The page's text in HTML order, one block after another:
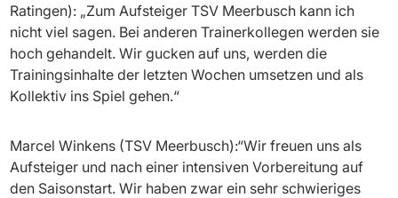
Ratingen): „Zum Aufsteiger TSV Meerbusch kann ich
nicht viel sagen. Bei anderen Trainerkollegen werden sie
hoch gehandelt. Wir gucken auf uns, werden die
Trainingsinhalte der letzten Wochen umsetzen und als
Kollektiv ins Spiel gehen.“
Marcel Winkens (TSV Meerbusch):“Wir freuen uns als
Aufsteiger und nach einer intensiven Vorbereitung auf
den Saisonstart. Wir haben zwar ein sehr schwieriges